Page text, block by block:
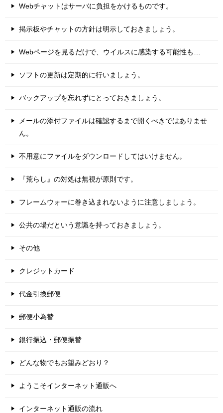
Webチャットはサーバに負担をかけるものです。
掲示板やチャットの方針は明示しておきましょう。
Webページを見るだけで、ウイルスに感染する可能性も…
ソフトの更新は定期的に行いましょう。
バックアップを忘れずにとっておきましょう。
メールの添付ファイルは確認するまで開くべきではありませ
ん。
不用意にファイルをダウンロードしてはいけません。
『荒らし』の対処は無視が原則です。
フレームウォーに巻き込まれないように注意しましょう。
公共の場だという意識を持っておきましょう。
その他
クレジットカード
代金引換郵便
郵便小為替
銀行振込・郵便振替
どんな物でもお望みどおり？
ようこそインターネット通販へ
インターネット通販の流れ